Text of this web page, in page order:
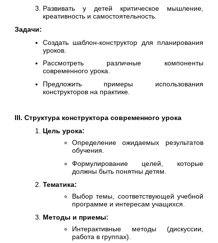
Развивать у детей критическое мышление,
креативность и самостоятельность.
Задачи:
Создать шаблон-конструктор для планирования
уроков.
Рассмотреть различные компоненты
современного урока.
Предложить примеры использования
конструкторов на практике.
III. Структура конструктора современного урока
Цель урока:
Определение ожидаемых результатов
обучения.
Формулирование целей, которые
должны быть понятны детям.
Тематика:
Выбор темы, соответствующей учебной
программе и интересам учащихся.
Методы и приемы:
Интерактивные методы (дискуссии,
работа в группах).